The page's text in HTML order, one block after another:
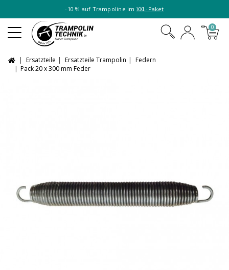
-10 % auf Trampoline im XXL-Paket
0
Ersatzteile Ersatzteile Trampolin
Federn
Pack 20 x 300 mm Feder